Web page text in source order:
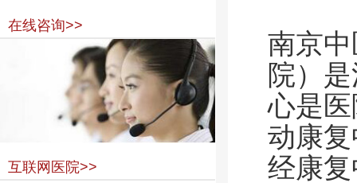
在线咨询>>
互联网医院>>
南京
院）
心是
动康
经康